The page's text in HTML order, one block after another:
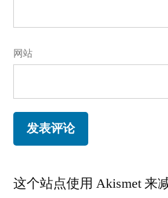
网站
这个站点使用 Akismet 来